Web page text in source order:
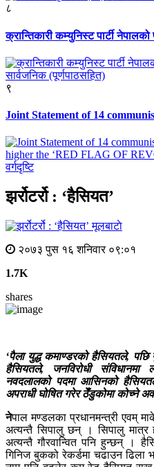
८
क्रान्तिकारी कम्युनिस्ट पार्टी
९
Joint Statement of 14
वर्गदृष्टि
झर्रोटर्रो : ‘हैसियत’
मूलबाटाे
२०७३ पुस १६ शनिवार ०९:०१
1.7K
shares
‘पैला युद्ध कमाण्डरको हैसियतले, पछि
हैसियतले, जनविरोधी
नवदलालको पदमा आसिनको
अपराधी घोषित गरेर ठेँडुकोमा कोच्ने
नेपाल मण्डलका प्रधानमन्त्री एवम्
अत्यन्तै सिपालु छन् । सिपालु मात्र
अत्यन्तै गौरवान्वित पनि हुन्छन् ।
गिनिज बुकको रेकर्डमा चढाउन